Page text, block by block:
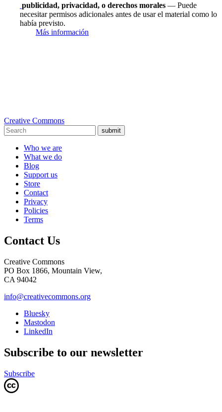
publicidad, privacidad, o derechos morales — Puede
necesitar permisos adicionales antes de usar el material como lo
había previsto.
Más información
Creative Commons
submit
Who we are
What we do
Blog
Support us
Store
Contact
Privacy
Policies
Terms
Contact Us
Creative Commons
PO Box 1866, Mountain View,
CA 94042
info@creativecommons.org
Bluesky
Mastodon
LinkedIn
Subscribe to our newsletter
Subscribe